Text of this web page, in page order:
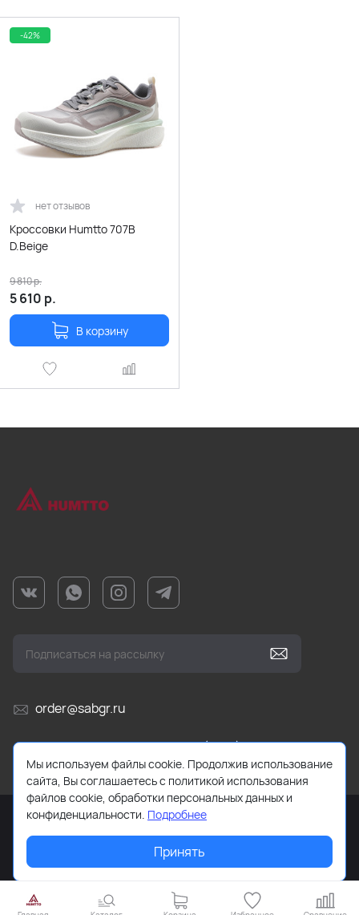
-42%
нет отзывов
Кроссовки Humtto 707B
D.Beige
5 610 р.
9 810р.
В корзину
order@sabgr.ru
Ежедневно с 10:00 до 19:00 (МСК)
2026 © HUMTTO.STORE Все права защищены.
Мы используем файлы cookie. Продолжив использование
сайта, Вы соглашаетесь с политикой использования
файлов cookie, обработки персональных данных и
конфиденциальности. Подробнее
Принять